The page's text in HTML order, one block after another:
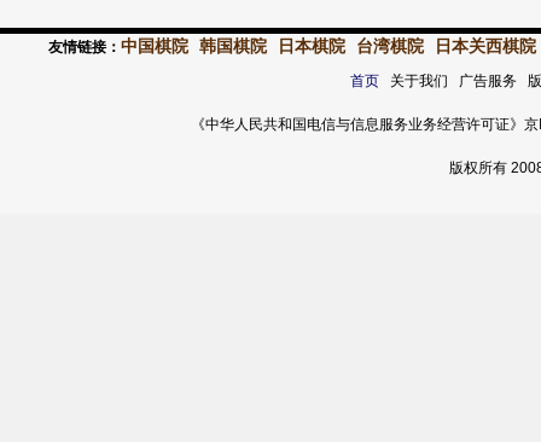
友情链接： 中国棋院 韩国棋院 日本棋院 台湾棋院 日本关西棋院
首页关于我们 广告服务
《中华人民共和国电信与信息服务业务经营许可证
版权所有